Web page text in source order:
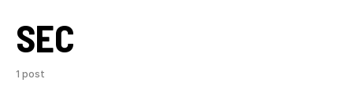
SEC
1 post